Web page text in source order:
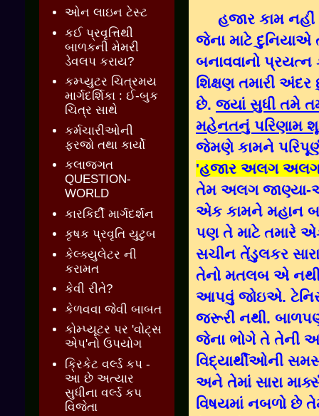
હજાર કામ
જેના માટે
બનાવવાનો પ્રયત્ન
શિક્ષણ તમારી
છે. જ્યાં સુધી તમે
મહેનતનું પરિણામ
જેમણે કામને
'હજાર અલગ અલગ
તેમ અલગ જાણ્યા-
એક કામને મહાન
પણ તે માટે તમારે
સચીન તેંડુલકર
તેનો મતલબ એ નથી
આપવું જોઇએ.
જરૂરી નથી.
જેના ભોગે તે તેની
વિદ્યાર્થીઓની
અને તેમાં સારા
વિષયમાં નબળો છે
ઓન લાઇન ટેસ્ટ
કઈ પ્રવૃત્તિથી
બાળકની મેમરી
ડેવલપ કરાય?
કમ્પ્યુટર ચિત્રમય
માર્ગદર્શિકા : ઈ-બુક
ચિત્ર સાથે
કર્મચારીઓની
ફરજો તથા કાર્યો
કલાજગત
QUESTION-
WORLD
કારકિર્દી માર્ગદર્શન
કૃષક પ્રવૃતિ યુટુબ
કેલ્ક્યુલેટર ની
કરામત
કેવી રીતે?
કેળવવા જેવી બાબત
કોમ્પ્યૂટર પર 'વોટ્સ
એપ'નો ઉપયોગ
ક્રિકેટ વર્લ્ડ કપ -
આ છે અત્યાર
સુધીના વર્લ્ડ કપ
વિજેતા